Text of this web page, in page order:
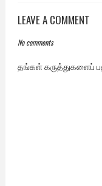
LEAVE A COMMENT
No comments
தங்கள் கருத்துகளைப்